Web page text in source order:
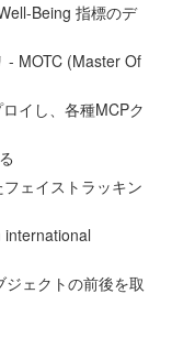
Being 指標のデ
- MOTC (Master Of
イし、各種MCPク
ェイストラッキン
ェクトの前後を取